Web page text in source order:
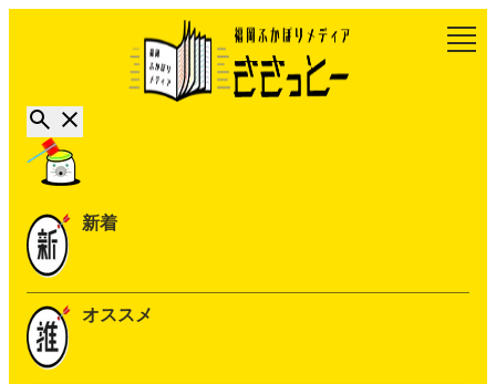
新着
オススメ